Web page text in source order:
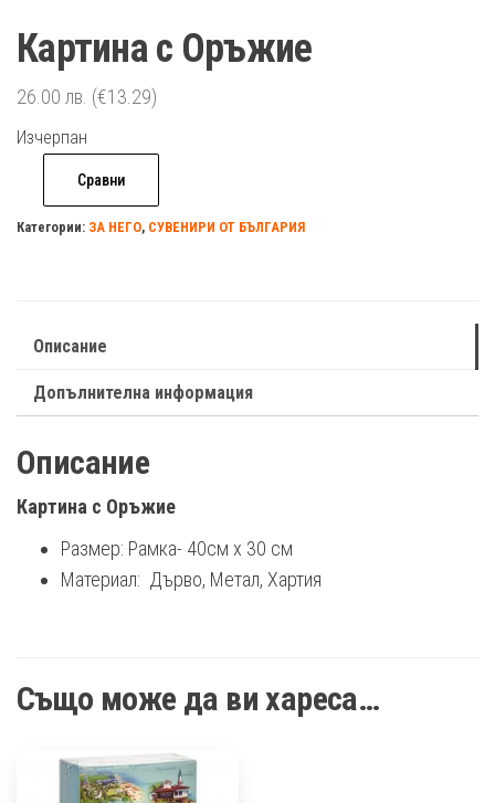
Картина с Оръжие
26.00 лв. (€13.29)
Изчерпан
Сравни
Категории: ЗА НЕГО, СУВЕНИРИ ОТ БЪЛГАРИЯ
Описание
Допълнителна информация
Описание
Картина с Оръжие
Размер: Рамка- 40см х 30 см
Материал: Дърво, Метал, Хартия
Също може да ви хареса…